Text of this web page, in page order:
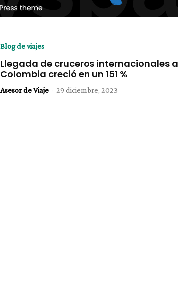
Blog de viajes
Llegada de cruceros internacionales a
Colombia creció en un 151 %
Asesor de Viaje - 29 diciembre, 2023